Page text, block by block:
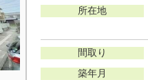
所在地
間取り
築年月